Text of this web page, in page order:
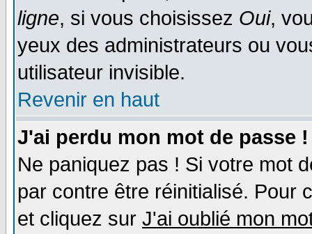
ligne, si vous choisissez Oui,
yeux des administrateurs ou
utilisateur invisible.
Revenir en haut
J'ai perdu mon mot de passe !
Ne paniquez pas ! Si votre mot
par contre être réinitialisé. Pour
et cliquez sur J'ai oublié mon